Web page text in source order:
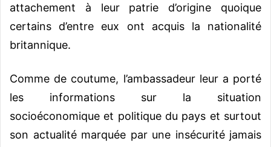
attachement à leur patrie d’origine quoique
certains d’entre eux ont acquis la nationalité
britannique.
Comme de coutume, l’ambassadeur leur a porté
les informations sur la situation
socioéconomique et politique du pays et surtout
son actualité marquée par une insécurité jamais